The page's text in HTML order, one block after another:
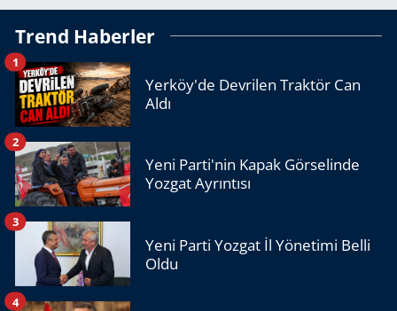
Trend Haberler
Yerköy'de Devrilen Traktör Can
Aldı
1
Yeni Parti'nin Kapak Görselinde
Yozgat Ayrıntısı
2
Yeni Parti Yozgat İl Yönetimi Belli
Oldu
3
4